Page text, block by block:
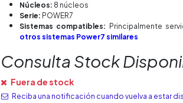
Núcleos: 8 núcleos
Serie: POWER7
Sistemas compatibles: Principalmente
otros sistemas Power7 similares
Consulta Stock
Fuera de stock
Reciba una notificación cuando vuelva a estar